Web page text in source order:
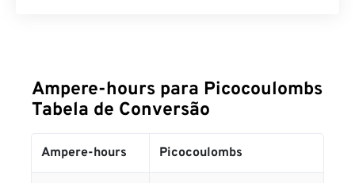
Ampere-hours para Picocoulombs
Tabela de Conversão
Ampere-hours Picocoulombs